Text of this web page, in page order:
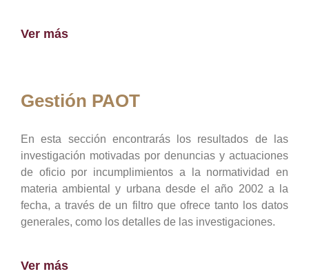
Ver más
Gestión PAOT
En esta sección encontrarás los resultados de las
investigación motivadas por denuncias y actuaciones
de oficio por incumplimientos a la normatividad en
materia ambiental y urbana desde el año 2002 a la
fecha, a través de un filtro que ofrece tanto los datos
generales, como los detalles de las investigaciones.
Ver más